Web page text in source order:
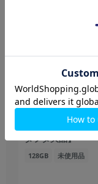
ALLDOCUBE
Pro【RAM8GB/
海外版 SIMフリー
ダプタ欠品】
128GB 未使用品